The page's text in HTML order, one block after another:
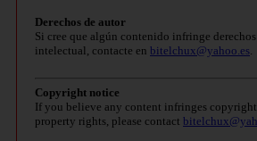
Derechos de autor
Si cree que algún contenido infringe
intelectual, contacte en bitelchux@yahoo.es
Copyright notice
If you believe any content infringes
property rights, please contact